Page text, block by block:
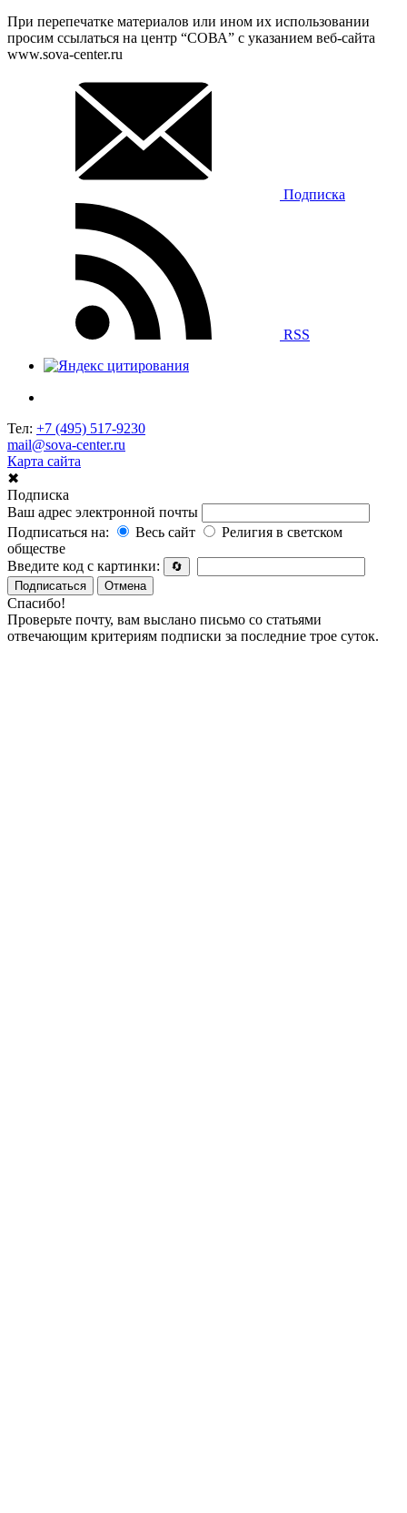
При перепечатке материалов или ином их использовании
просим ссылаться на центр “СОВА” с указанием веб-сайта
www.sova-center.ru
Подписка
RSS
Тел: +7 (495) 517-9230
mail@sova-center.ru
Карта сайта
✖
Подписка
Ваш адрес электронной почты
Подписаться на:
Весь сайт
Религия в светском
обществе
Введите код с картинки:
🔄
Подписаться
Отмена
Спасибо!
Проверьте почту, вам выслано письмо со статьями
отвечающим критериям подписки за последние трое суток.